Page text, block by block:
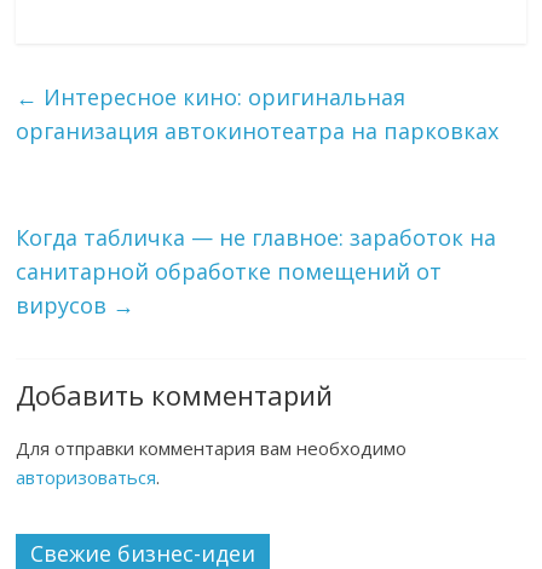
← Интересное кино: оригинальная
организация автокинотеатра на парковках
Когда табличка — не главное: заработок на
санитарной обработке помещений от
вирусов →
Добавить комментарий
Для отправки комментария вам необходимо
авторизоваться.
Свежие бизнес-идеи